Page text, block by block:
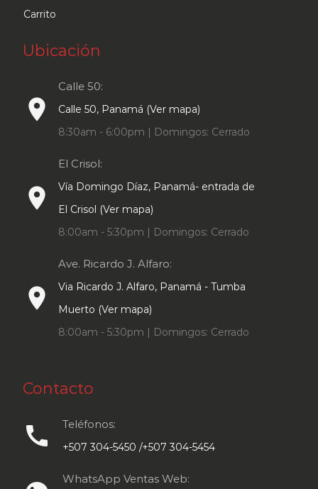
Carrito
Ubicación
place
Calle 50:
Calle 50, Panamá (Ver mapa)
8:30am - 6:00pm | Domingos: Cerrado
place
El Crisol:
Vía Domingo Díaz, Panamá- entrada de
El Crisol (Ver mapa)
8:00am - 5:30pm | Domingos: Cerrado
place
Ave. Ricardo J. Alfaro:
Via Ricardo J. Alfaro, Panamá - Tumba
Muerto (Ver mapa)
8:00am - 5:30pm | Domingos: Cerrado
Contacto
call Teléfonos:
+507 304-5450 /+507 304-5454
WhatsApp Ventas Web: